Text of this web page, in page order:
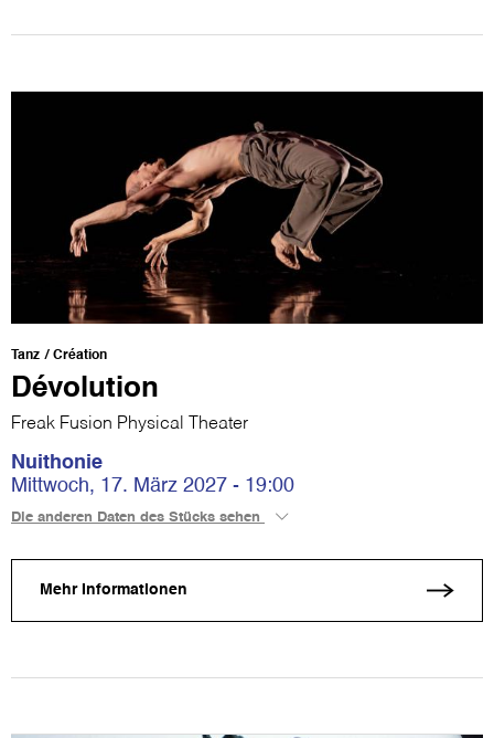
Tanz Création
Dévolution
Freak Fusion Physical Theater
Nuithonie
Mittwoch, 17. März 2027 - 19:00
Die anderen Daten des Stücks sehen
Mehr Informationen